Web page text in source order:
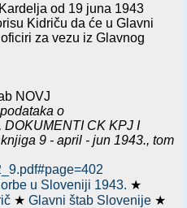
od 19 juna 1943
Kidriču da će u Glavni
za vezu iz Glavnog
NOVJ
o
DOKUMENTI CK KPJ I
9 - april - jun 1943., tom
u Sloveniji 1943. ★
★Glavni štab Slovenije ★